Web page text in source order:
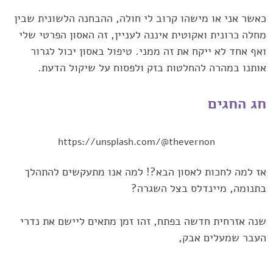
כאשר אני או מישהו קרוב לי חולה, ההבחנה הלשונית שבין
מחלה כרונית ואקוטית איננה לעניין, זה האסון הפרטי שלי
ואף אחד לא ייקח את זה ממני. טיפול באסון יכול לגרור
אותנו במהרה להחלטות בזק ולפסוח על שיקול הדעת.
חג החגים
https://unsplash.com/@thevernon
אז למה לחכות לאסון הבא?! למה אנו מתעקשים להתהלך
בתנומה, מיינדלס בצל השגרה?
שנה אזרחית חדשה בפתח, זהו זמן מתאים ליישם את נדרי
העבר שמעלים אבק,